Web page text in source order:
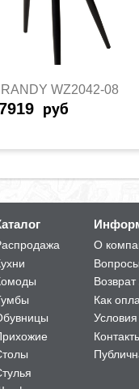
WZ2042-08
руб
О
Как